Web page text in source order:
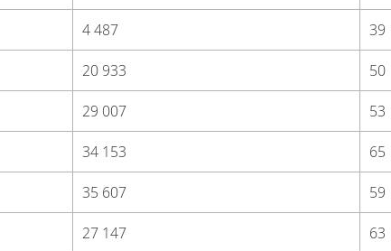
4 487 39
20 933 50
29 007 53
34 153 65
35 607 59
27 147 63